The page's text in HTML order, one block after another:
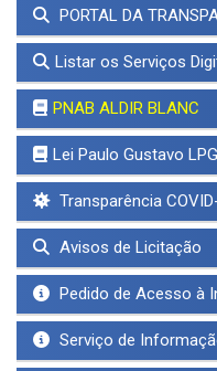
PORTAL DA
Listar os Serviços
PNAB ALDIR BLANC
Lei Paulo Gustavo LPG
Transparência
Avisos de Licitação
Pedido de Acesso à
Serviço de